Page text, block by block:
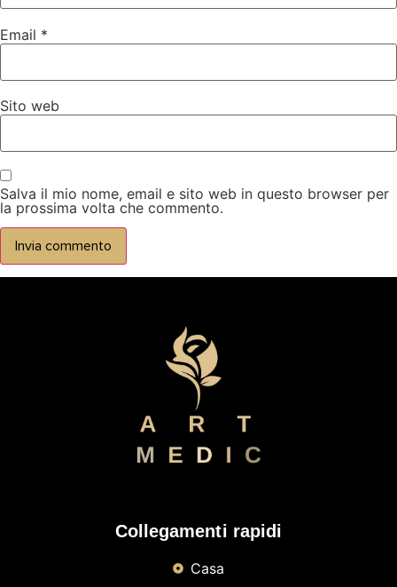
Email *
Sito web
Salva il mio nome, email e sito web in questo browser per
la prossima volta che commento.
Collegamenti rapidi
Casa